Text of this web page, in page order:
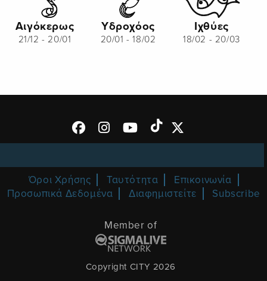
Αιγόκερως
21/12 - 20/01
Υδροχόος
20/01 - 18/02
Ιχθύες
18/02 - 20/03
Όροι Χρήσης Ταυτότητα
Επικοινωνία
Προσωπικά Δεδομένα
Διαφημιστείτε Subscribe
Member of
Copyright CITY 2026